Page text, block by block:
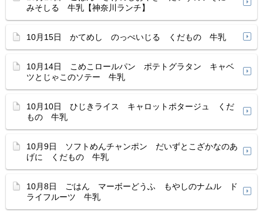
みそしる 牛乳【神奈川ランチ】
10月15日 かてめし のっぺいじる くだもの 牛乳
10月14日 こめこロールパン ポテトグラタン キャベ
ツとじゃこのソテー 牛乳
10月10日 ひじきライス キャロットポタージュ くだ
もの 牛乳
10月9日 ソフトめんチャンポン だいずとこざかなのあ
げに くだもの 牛乳
10月8日 ごはん マーボーどうふ もやしのナムル ド
ライフルーツ 牛乳